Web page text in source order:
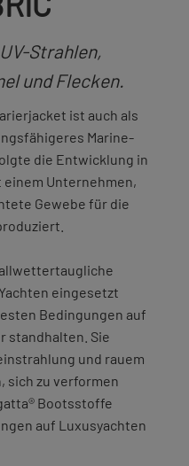
Strahlen,
und Flecken.
ist auch als
Marine-
die Entwicklung in
Unternehmen,
Gewebe für die
eingesetzt
Bedingungen auf
standhalten. Sie
und rauem
sich zu verformen
Bootsstoffe
auf Luxusyachten